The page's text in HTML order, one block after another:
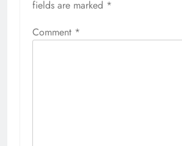
fields are marked *
Comment *